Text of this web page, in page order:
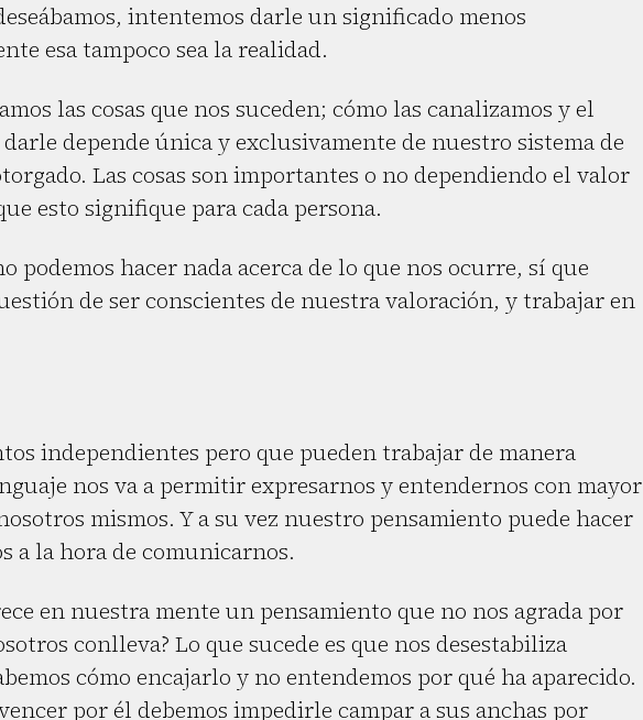
intentemos darle un significado menos
esa tampoco sea la realidad.
las cosas que nos suceden; cómo las canalizamos y el
depende única y exclusivamente de nuestro sistema de
Las cosas son importantes o no dependiendo el valor
esto signifique para cada persona.
podemos hacer nada acerca de lo que nos ocurre, sí que
de ser conscientes de nuestra valoración, y trabajar en
independientes pero que pueden trabajar de manera
nos va a permitir expresarnos y entendernos con mayor
mismos. Y a su vez nuestro pensamiento puede hacer
a la hora de comunicarnos.
en nuestra mente un pensamiento que no nos agrada por
conlleva? Lo que sucede es que nos desestabiliza
cómo encajarlo y no entendemos por qué ha aparecido.
por él debemos impedirle campar a sus anchas por